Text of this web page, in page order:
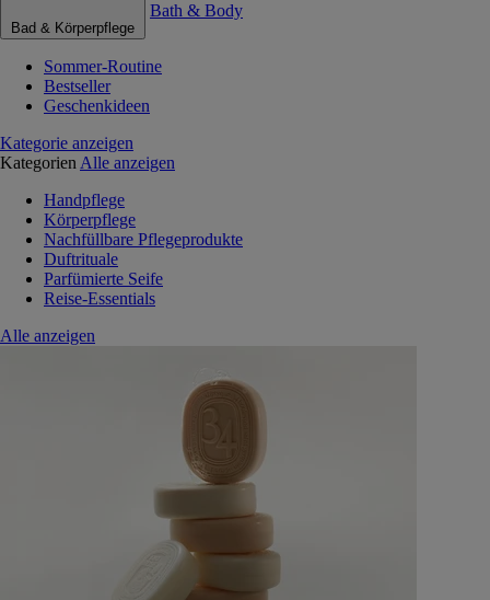
Bad & Körperpflege
Bath & Body
Sommer-Routine
Bestseller
Geschenkideen
Kategorie anzeigen
Kategorien Alle anzeigen
Handpflege
Körperpflege
Nachfüllbare Pflegeprodukte
Duftrituale
Parfümierte Seife
Reise-Essentials
Alle anzeigen